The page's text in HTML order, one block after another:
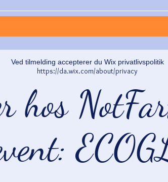
hos
Ved tilmelding accepterer du Wix privatlivspolitik
https://da.wix.com/about/privacy